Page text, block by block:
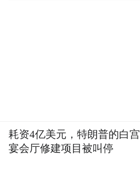
耗资4亿美元，特朗普的白宫
宴会厅修建项目被叫停